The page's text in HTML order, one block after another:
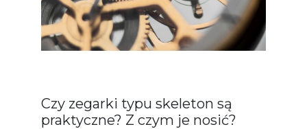
Czy zegarki typu skeleton są
praktyczne? Z czym je nosić?